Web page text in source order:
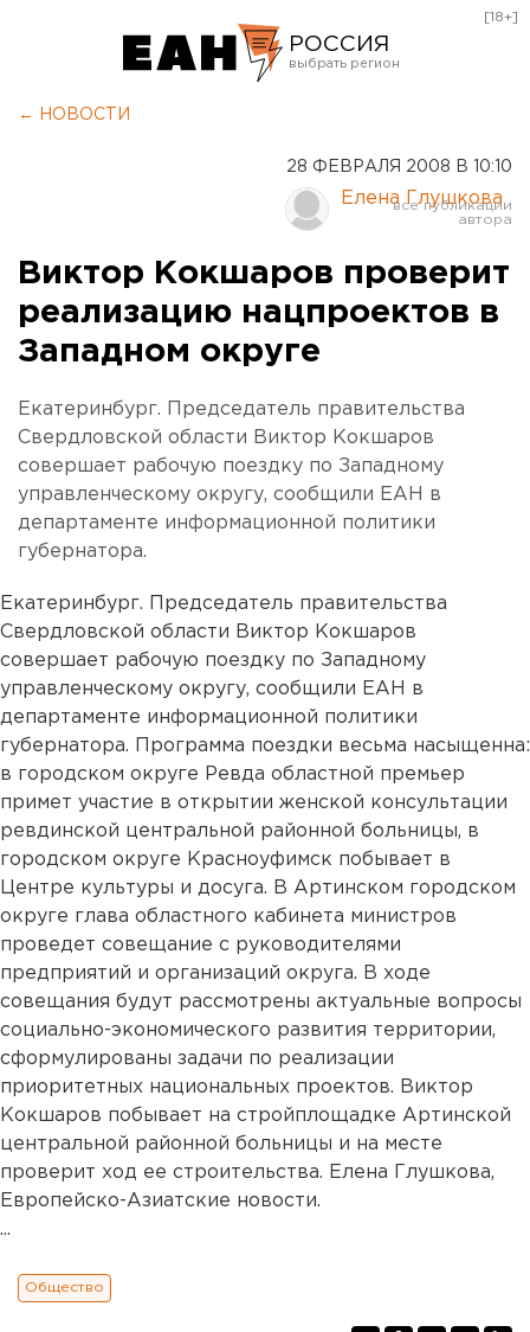
РОССИЯ
Курган
Оренбург
[18+]
← НОВОСТИ
28 ФЕВРАЛЯ 2008 В 10:10
Елена Глушкова
Виктор Кокшаров проверит
реализацию нацпроектов в
Западном округе
Екатеринбург. Председатель правительства
Свердловской области Виктор Кокшаров
совершает рабочую поездку по Западному
управленческому округу, сообщили ЕАН в
департаменте информационной политики
губернатора.
Екатеринбург. Председатель правительства
Свердловской области Виктор Кокшаров
совершает рабочую поездку по Западному
управленческому округу, сообщили ЕАН в
департаменте информационной политики
губернатора. Программа поездки весьма насыщенна:
в городском округе Ревда областной премьер
примет участие в открытии женской консультации
ревдинской центральной районной больницы, в
городском округе Красноуфимск побывает в
Центре культуры и досуга. В Артинском городском
округе глава областного кабинета министров
проведет совещание с руководителями
предприятий и организаций округа. В ходе
совещания будут рассмотрены актуальные вопросы
социально-экономического развития территории,
сформулированы задачи по реализации
приоритетных национальных проектов. Виктор
Кокшаров побывает на стройплощадке Артинской
центральной районной больницы и на месте
проверит ход ее строительства. Елена Глушкова,
Европейско-Азиатские новости.
...
Общество